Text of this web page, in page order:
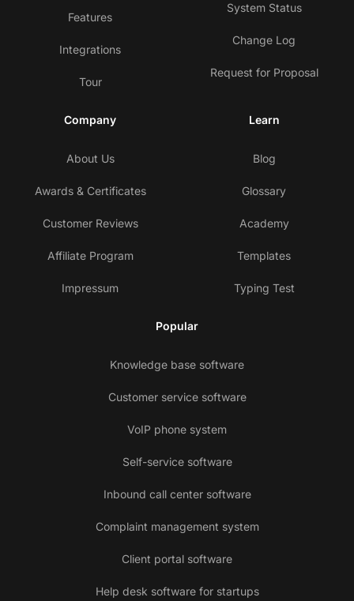
Features
Integrations
Tour
System Status
Change Log
Request for Proposal
Company
About Us
Awards & Certificates
Customer Reviews
Affiliate Program
Impressum
Learn
Blog
Glossary
Academy
Templates
Typing Test
Popular
Knowledge base software
Customer service software
VoIP phone system
Self-service software
Inbound call center software
Complaint management system
Client portal software
Help desk software for startups